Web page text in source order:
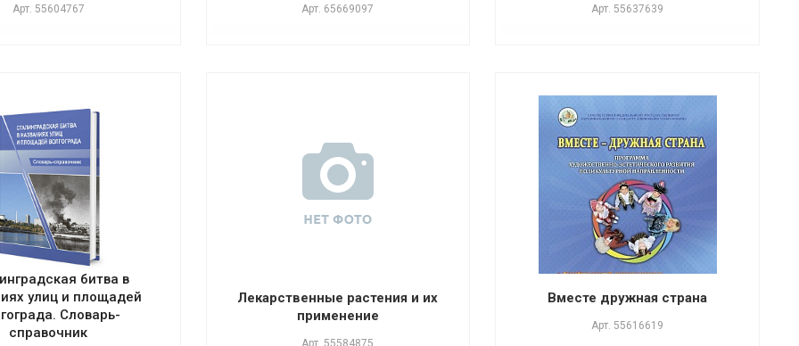
Арт. 55604767 Арт. 65669097 Арт. 55637639
битва в
улиц и площадей
Словарь-
справочник
Лекарственные растения и их
применение
Арт. 55584875
Вместе дружная страна
Арт. 55616619